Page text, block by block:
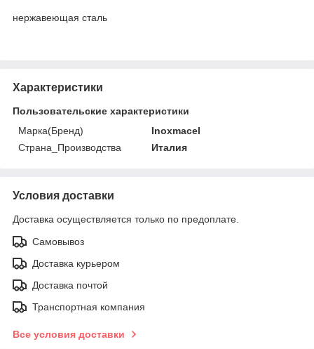
нержавеющая сталь
Характеристики
Пользовательские характеристики
Марка(Бренд)
Inoxmacel
Страна_Производства
Италия
Условия доставки
Доставка осуществляется только по предоплате.
Самовывоз
Доставка курьером
Доставка почтой
Транспортная компания
Все условия доставки